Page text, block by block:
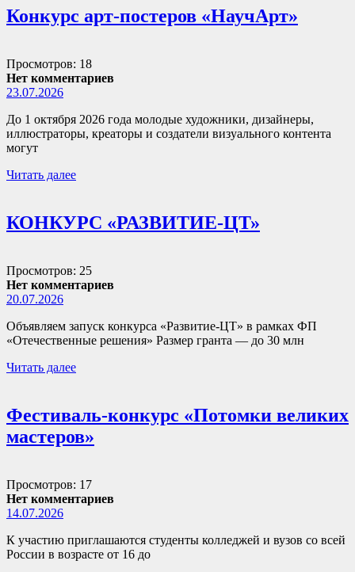
Конкурс арт-постеров «НаучАрт»
Просмотров: 18
Нет комментариев
23.07.2026
До 1 октября 2026 года молодые художники, дизайнеры,
иллюстраторы, креаторы и создатели визуального контента
могут
Читать далее
КОНКУРС «РАЗВИТИЕ-ЦТ»
Просмотров: 25
Нет комментариев
20.07.2026
Объявляем запуск конкурса «Развитие-ЦТ» в рамках ФП
«Отечественные решения» Размер гранта — до 30 млн
Читать далее
Фестиваль-конкурс «Потомки великих
мастеров»
Просмотров: 17
Нет комментариев
14.07.2026
К участию приглашаются студенты колледжей и вузов со всей
России в возрасте от 16 до